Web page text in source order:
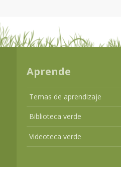
Aprende
Temas de aprendizaje
Biblioteca verde
Videoteca verde